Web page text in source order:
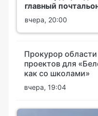
главный
вчера, 20:00
Прокурор
проектов для
как со школами»
вчера, 19:04